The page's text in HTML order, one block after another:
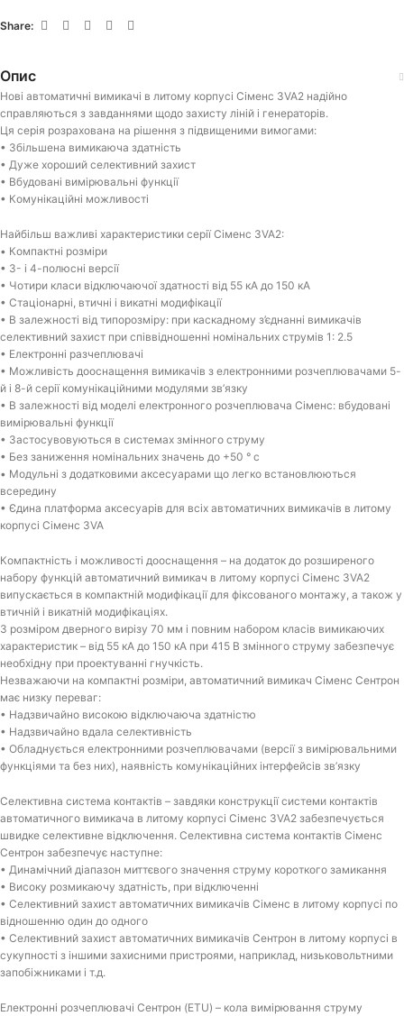
Share:
Опис
Нові автоматичні вимикачі в литому корпусі Сіменс 3VA2 надійно
справляються з завданнями щодо захисту ліній і генераторів.
Ця серія розрахована на рішення з підвищеними вимогами:
• Збільшена вимикаюча здатність
• Дуже хороший селективний захист
• Вбудовані вимірювальні функції
• Комунікаційні можливості
Найбільш важливі характеристики серії Сіменс 3VA2:
• Компактні розміри
• 3- і 4-полюсні версії
• Чотири класи відключаючої здатності від 55 кА до 150 кА
• Стаціонарні, втичні і викатні модифікації
• В залежності від типорозміру: при каскадному з’єднанні вимикачів
селективний захист при співвідношенні номінальних струмів 1: 2.5
• Електронні разчеплювачі
• Можливість дооснащення вимикачів з електронними розчеплювачами 5-
й і 8-й серії комунікаційними модулями зв’язку
• В залежності від моделі електронного розчеплювача Сіменс: вбудовані
вимірювальні функції
• Застосувовуються в системах змінного струму
• Без заниження номінальних значень до +50 ° c
• Модульні з додатковими аксесуарами що легко встановлюються
всередину
• Єдина платформа аксесуарів для всіх автоматичних вимикачів в литому
корпусі Сіменс 3VA
Компактність і можливості дооснащення – на додаток до розширеного
набору функцій автоматичний вимикач в литому корпусі Сіменс 3VA2
випускається в компактній модифікації для фіксованого монтажу, а також у
втичній і викатній модифікаціях.
З розміром дверного вирізу 70 мм і повним набором класів вимикаючих
характеристик – від 55 кА до 150 кА при 415 В змінного струму забезпечує
необхідну при проектуванні гнучкість.
Незважаючи на компактні розміри, автоматичний вимикач Сіменс Сентрон
має низку переваг:
• Надзвичайно високою відключаюча здатністю
• Надзвичайно вдала селективність
• Обладнується електронними розчеплювачами (версії з вимірювальними
функціями та без них), наявність комунікаційних інтерфейсів зв’язку
Селективна система контактів – завдяки конструкції системи контактів
автоматичного вимикача в литому корпусі Сіменс 3VA2 забезпечується
швидке селективне відключення. Селективна система контактів Сіменс
Сентрон забезпечує наступне:
• Динамічний діапазон миттєвого значення струму короткого замикання
• Високу розмикаючу здатність, при відключенні
• Селективний захист автоматичних вимикачів Сіменс в литому корпусі по
відношенню один до одного
• Селективний захист автоматичних вимикачів Сентрон в литому корпусі в
сукупності з іншими захисними пристроями, наприклад, низьковольтними
запобіжниками і т.д.
Електронні розчеплювачі Сентрон (ETU) – кола вимірювання струму